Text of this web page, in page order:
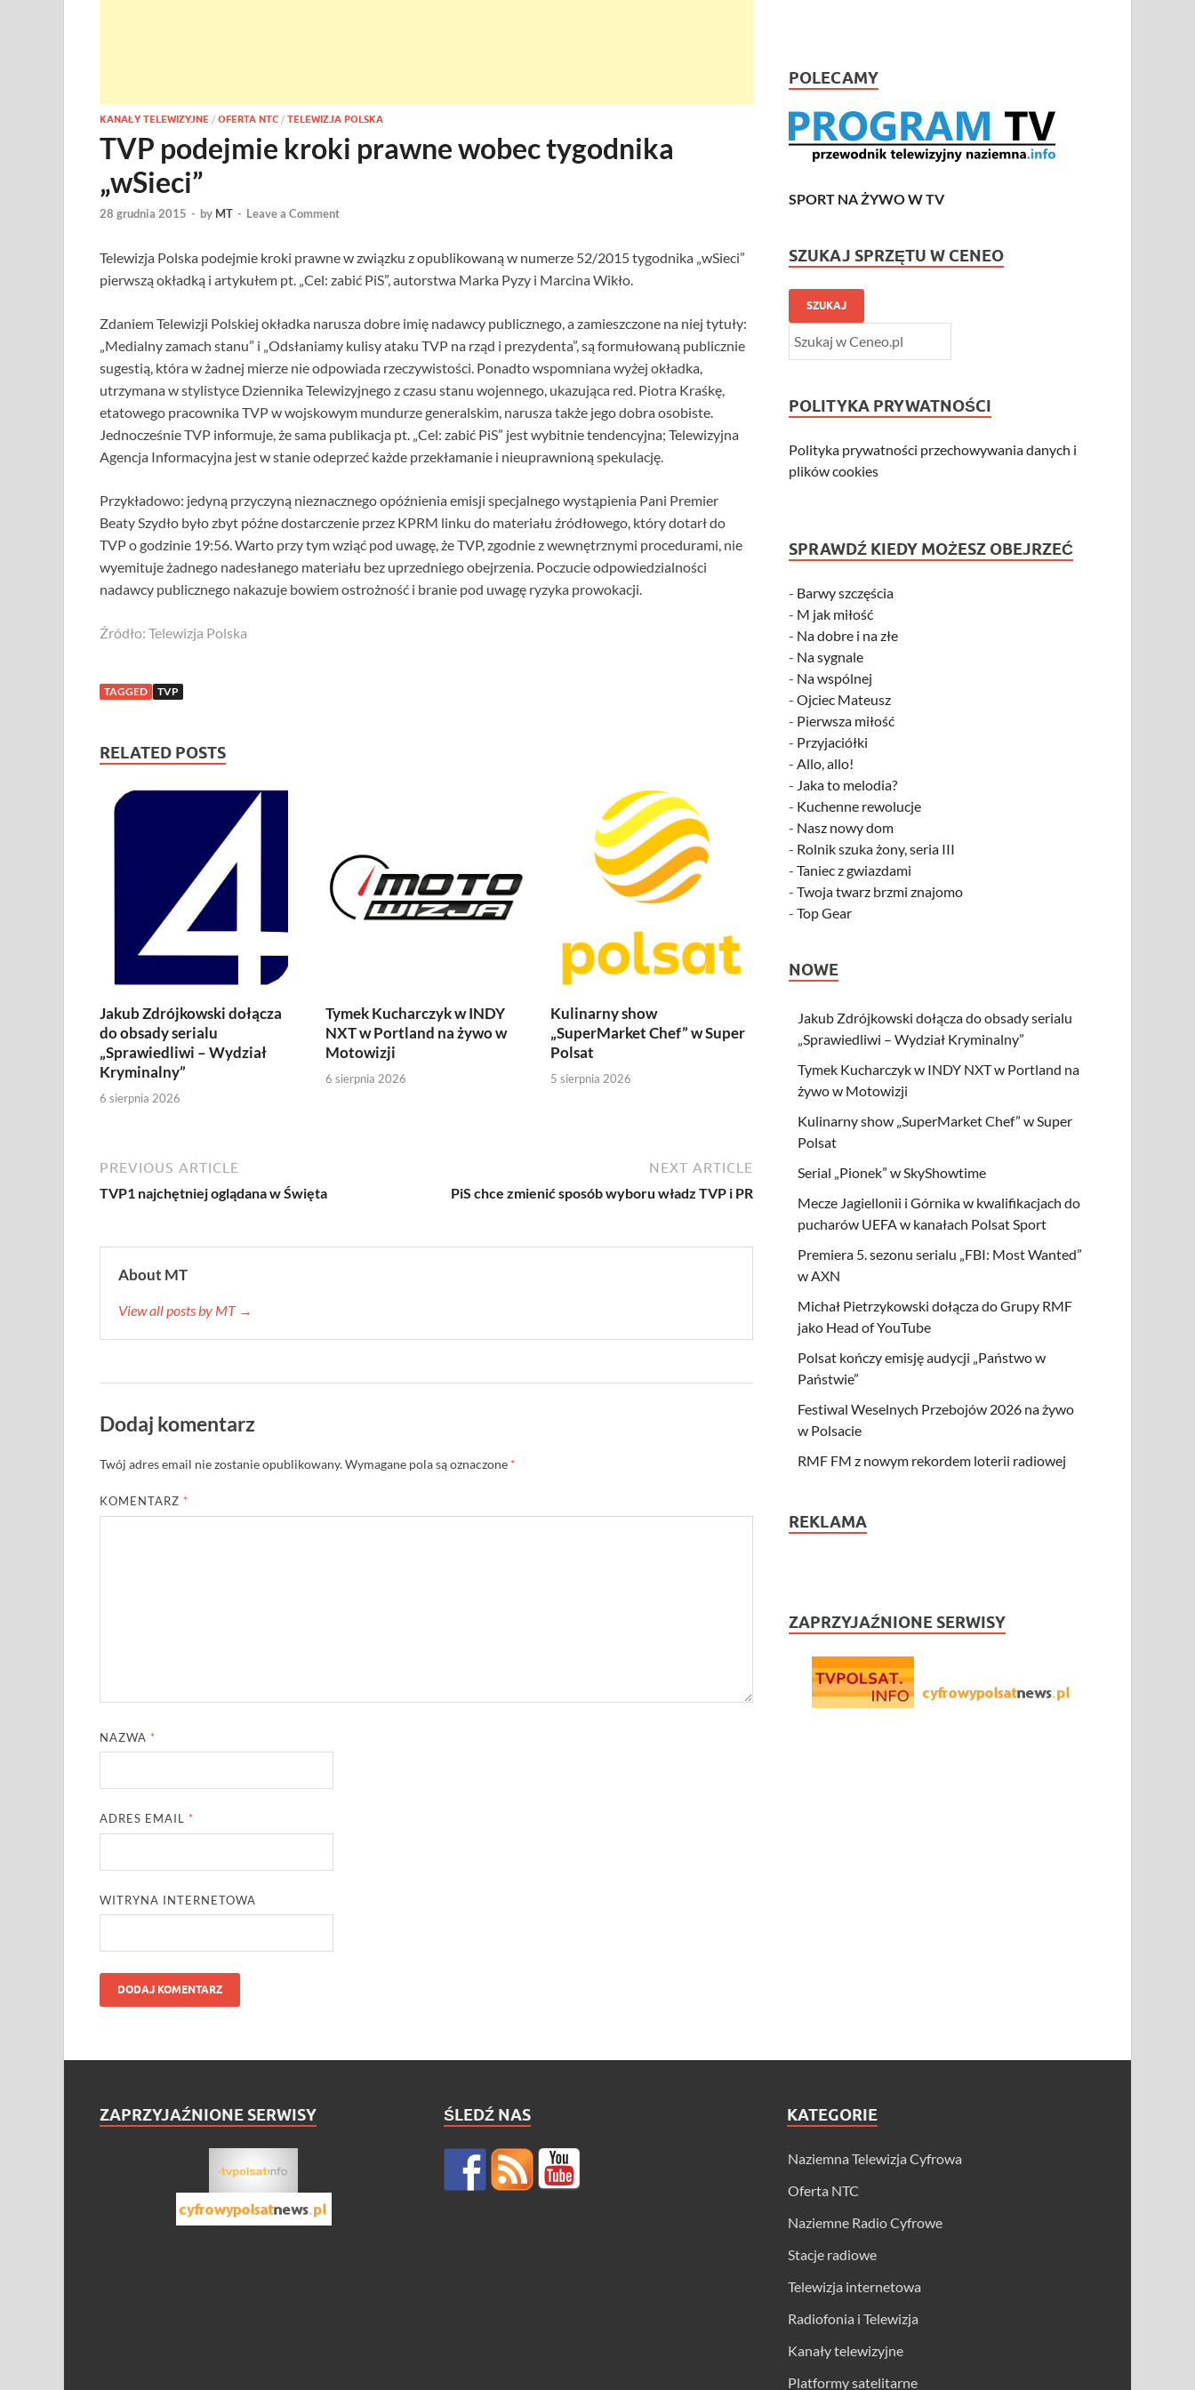
KANAŁY TELEWIZYJNE / OFERTA NTC / TELEWIZJA POLSKA
TVP podejmie kroki prawne wobec tygodnika
„wSieci”
28 grudnia 2015 - by MT - Leave a Comment
Telewizja Polska podejmie kroki prawne w związku z opublikowaną w numerze 52/2015 tygodnika „wSieci”
pierwszą okładką i artykułem pt. „Cel: zabić PiS”, autorstwa Marka Pyzy i Marcina Wikło.
Zdaniem Telewizji Polskiej okładka narusza dobre imię nadawcy publicznego, a zamieszczone na niej tytuły:
„Medialny zamach stanu” i „Odsłaniamy kulisy ataku TVP na rząd i prezydenta”, są formułowaną publicznie
sugestią, która w żadnej mierze nie odpowiada rzeczywistości. Ponadto wspomniana wyżej okładka,
utrzymana w stylistyce Dziennika Telewizyjnego z czasu stanu wojennego, ukazująca red. Piotra Kraśkę,
etatowego pracownika TVP w wojskowym mundurze generalskim, narusza także jego dobra osobiste.
Jednocześnie TVP informuje, że sama publikacja pt. „Cel: zabić PiS” jest wybitnie tendencyjna; Telewizyjna
Agencja Informacyjna jest w stanie odeprzeć każde przekłamanie i nieuprawnioną spekulację.
Przykładowo: jedyną przyczyną nieznacznego opóźnienia emisji specjalnego wystąpienia Pani Premier
Beaty Szydło było zbyt późne dostarczenie przez KPRM linku do materiału źródłowego, który dotarł do
TVP o godzinie 19:56. Warto przy tym wziąć pod uwagę, że TVP, zgodnie z wewnętrznymi procedurami, nie
wyemituje żadnego nadesłanego materiału bez uprzedniego obejrzenia. Poczucie odpowiedzialności
nadawcy publicznego nakazuje bowiem ostrożność i branie pod uwagę ryzyka prowokacji.
Źródło: Telewizja Polska
TAGGED TVP
RELATED POSTS
Jakub Zdrójkowski dołącza
do obsady serialu
„Sprawiedliwi – Wydział
Kryminalny”
6 sierpnia 2026
Tymek Kucharczyk w INDY
NXT w Portland na żywo w
Motowizji
6 sierpnia 2026
Kulinarny show
„SuperMarket Chef” w Super
Polsat
5 sierpnia 2026
PREVIOUS ARTICLE
TVP1 najchętniej oglądana w Święta
NEXT ARTICLE
PiS chce zmienić sposób wyboru władz TVP i PR
About MT
View all posts by MT →
Dodaj komentarz
Twój adres email nie zostanie opublikowany.Wymagane pola są oznaczone *
KOMENTARZ *
NAZWA *
ADRES EMAIL *
WITRYNA INTERNETOWA
POLECAMY
SPORT NA ŻYWO W TV
SZUKAJ SPRZĘTU W CENEO
SZUKAJ
POLITYKA PRYWATNOŚCI
Polityka prywatności przechowywania danych i
plików cookies
SPRAWDŹ KIEDY MOŻESZ OBEJRZEĆ
- Barwy szczęścia
- M jak miłość
- Na dobre i na złe
- Na sygnale
- Na wspólnej
-Ojciec Mateusz
- Pierwsza miłość
- Przyjaciółki
-Allo, allo!
- Jaka to melodia?
- Kuchenne rewolucje
- Nasz nowy dom
- Rolnik szuka żony, seria III
-Taniec z gwiazdami
-Twoja twarz brzmi znajomo
-Top Gear
NOWE
Jakub Zdrójkowski dołącza do obsady serialu
„Sprawiedliwi – Wydział Kryminalny”
Tymek Kucharczyk w INDY NXT w Portland na
żywo w Motowizji
Kulinarny show „SuperMarket Chef” w Super
Polsat
Serial „Pionek” w SkyShowtime
Mecze Jagiellonii i Górnika w kwalifikacjach do
pucharów UEFA w kanałach Polsat Sport
Premiera 5. sezonu serialu „FBI: Most Wanted”
w AXN
Michał Pietrzykowski dołącza do Grupy RMF
jako Head of YouTube
Polsat kończy emisję audycji „Państwo w
Państwie”
Festiwal Weselnych Przebojów 2026 na żywo
w Polsacie
RMF FM z nowym rekordem loterii radiowej
REKLAMA
ZAPRZYJAŹNIONE SERWISY
ZAPRZYJAŹNIONE SERWISY ŚLEDŹ NAS KATEGORIE
Naziemna Telewizja Cyfrowa
Oferta NTC
Naziemne Radio Cyfrowe
Stacje radiowe
Telewizja internetowa
Radiofonia i Telewizja
Kanały telewizyjne
Platformy satelitarne